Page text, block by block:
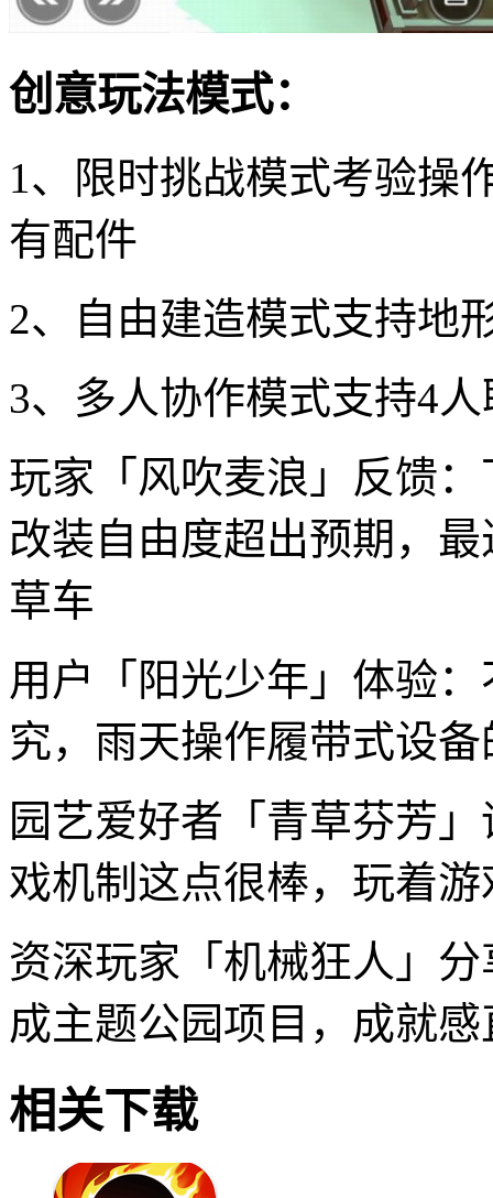
创意玩法模式：
1、限时挑战模式考验操
有配件
2、自由建造模式支持地
3、多人协作模式支持4
玩家「风吹麦浪」反馈：
改装自由度超出预期，
草车
用户「阳光少年」体验：
究，雨天操作履带式设
园艺爱好者「青草芬芳
戏机制这点很棒，玩着
资深玩家「机械狂人」分
成主题公园项目，成就
相关下载